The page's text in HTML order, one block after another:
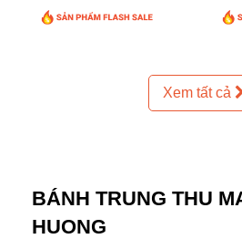
Xem tất cả
BÁNH TRUNG THU
HUONG